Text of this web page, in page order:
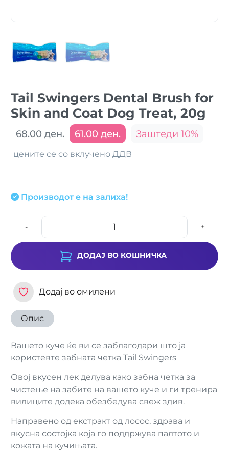
Tail Swingers Dental Brush for
Skin and Coat Dog Treat, 20g
68.00 ден. 61.00 ден. Заштеди 10%
цените се со вклучено ДДВ
Производот е на залиха!
- +
ДОДАЈ ВО КОШНИЧКА
Додај во омилени
Опис
Вашето куче ќе ви се заблагодари што ја
користевте забната четка Tail Swingers
Овој вкусен лек делува како забна четка за
чистење на забите на вашето куче и ги тренира
вилиците додека обезбедува свеж здив.
Направено од екстракт од лосос, здрава и
вкусна состојка која го поддржува палтото и
кожата на кучињата.